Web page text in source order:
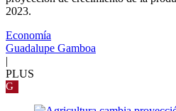
2023.
Economía
Guadalupe Gamboa
|
PLUS
G